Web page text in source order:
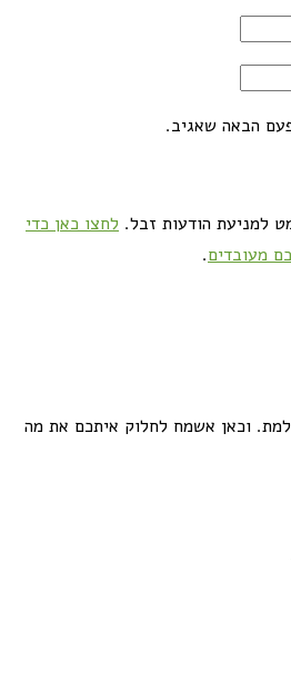
הבאה שאגיב.
למניעת הודעות זבל. לחצו כאן כדי
מעובדים.
וכאן אשמח לחלוק איתכם את מה